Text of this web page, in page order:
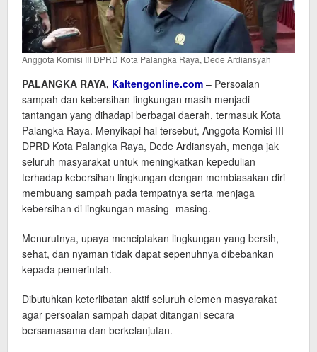
Anggota Komisi III DPRD Kota Palangka Raya, Dede Ardiansyah
PALANGKA RAYA, Kaltengonline.com – Persoalan
sampah dan kebersihan lingkungan masih menjadi
tantangan yang dihadapi berbagai daerah, termasuk Kota
Palangka Raya. Menyikapi hal tersebut, Anggota Komisi III
DPRD Kota Palangka Raya, Dede Ardiansyah, menga jak
seluruh masyarakat untuk meningkatkan kepedulian
terhadap kebersihan lingkungan dengan membiasakan diri
membuang sampah pada tempatnya serta menjaga
kebersihan di lingkungan masing- masing.
Menurutnya, upaya menciptakan lingkungan yang bersih,
sehat, dan nyaman tidak dapat sepenuhnya dibebankan
kepada pemerintah.
Dibutuhkan keterlibatan aktif seluruh elemen masyarakat
agar persoalan sampah dapat ditangani secara
bersamasama dan berkelanjutan.